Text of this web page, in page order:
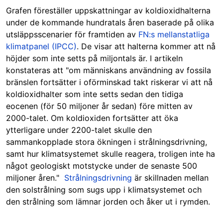
Grafen föreställer uppskattningar av koldioxidhalterna
under de kommande hundratals åren baserade på olika
utsläppsscenarier för framtiden av FN:s mellanstatliga
klimatpanel (IPCC). De visar att halterna kommer att nå
höjder som inte setts på miljontals är. I artikeln
konstateras att "om människans användning av fossila
bränslen fortsätter i oförminskad takt riskerar vi att nå
koldioxidhalter som inte setts sedan den tidiga
eocenen (för 50 miljoner år sedan) före mitten av
2000-talet. Om koldioxiden fortsätter att öka
ytterligare under 2200-talet skulle den
sammankopplade stora ökningen i strålningsdrivning,
samt hur klimatsystemet skulle reagera, troligen inte ha
något geologiskt motstycke under de senaste 500
miljoner åren." Strålningsdrivning är skillnaden mellan
den solstrålning som sugs upp i klimatsystemet och
den strålning som lämnar jorden och åker ut i rymden.